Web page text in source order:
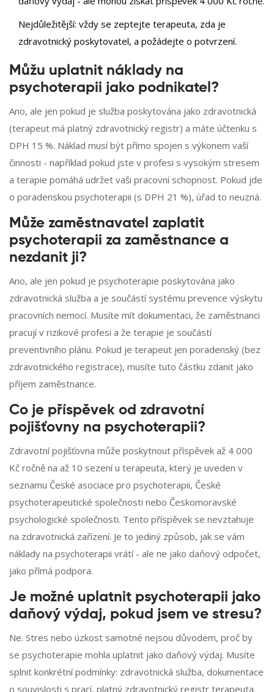
Nejdůležitější: vždy se zeptejte terapeuta, zda je
zdravotnický poskytovatel, a požádejte o potvrzení.
Můžu uplatnit náklady na
psychoterapii jako podnikatel?
Ano, ale jen pokud je služba poskytována jako zdravotnická
(terapeut má platný zdravotnický registr) a máte účtenku s
DPH 15 %. Náklad musí být přímo spojen s výkonem vaší
činnosti - například pokud jste v profesi s vysokým stresem
a terapie pomáhá udržet vaši pracovní schopnost. Pokud jde
o poradenskou psychoterapii (s DPH 21 %), úřad to neuzná.
Může zaměstnavatel zaplatit
psychoterapii za zaměstnance a
nezdanit ji?
Ano, ale jen pokud je psychoterapie poskytována jako
zdravotnická služba a je součástí systému prevence výskytu
pracovních nemocí. Musíte mít dokumentaci, že zaměstnanci
pracují v rizikové profesi a že terapie je součástí
preventivního plánu. Pokud je terapeut jen poradenský (bez
zdravotnického registrace), musíte tuto částku zdanit jako
příjem zaměstnance.
Co je příspěvek od zdravotní
pojišťovny na psychoterapii?
Zdravotní pojišťovna může poskytnout příspěvek až 4 000
Kč ročně na až 10 sezení u terapeuta, který je uveden v
seznamu České asociace pro psychoterapii, České
psychoterapeutické společnosti nebo Českomoravské
psychologické společnosti. Tento příspěvek se nevztahuje
na zdravotnická zařízení. Je to jediný způsob, jak se vám
náklady na psychoterapii vrátí - ale ne jako daňový odpočet,
jako přímá podpora.
Je možné uplatnit psychoterapii jako
daňový výdaj, pokud jsem ve stresu?
Ne. Stres nebo úzkost samotné nejsou důvodem, proč by
se psychoterapie mohla uplatnit jako daňový výdaj. Musíte
splnit konkrétní podmínky: zdravotnická služba, dokumentace
o souvislosti s prací, platný zdravotnický registr terapeuta.